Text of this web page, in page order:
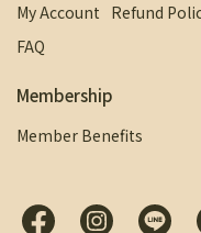
My Account Refund
FAQ
Membership
Member Benefits